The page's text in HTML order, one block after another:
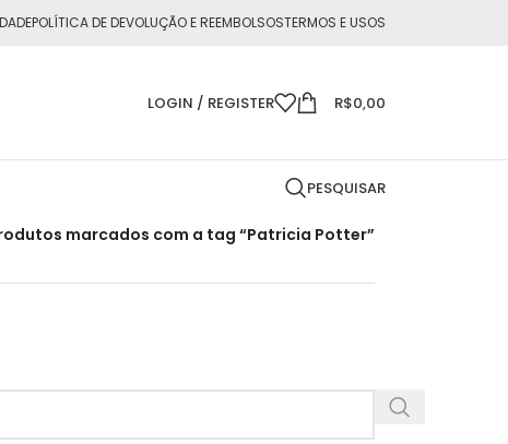
POLÍTICA DE DEVOLUÇÃO E REEMBOLSOSTERMOS E USOS
LOGIN / REGISTER R$0,00
PESQUISAR
marcados com a tag “Patricia Potter”